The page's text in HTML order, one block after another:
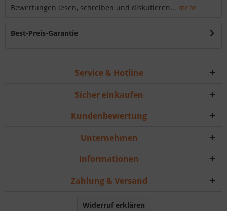
Bewertungen lesen, schreiben und diskutieren... mehr
Best-Preis-Garantie
Service & Hotline
Sicher einkaufen
Kundenbewertung
Unternehmen
Informationen
Zahlung & Versand
Widerruf erklären